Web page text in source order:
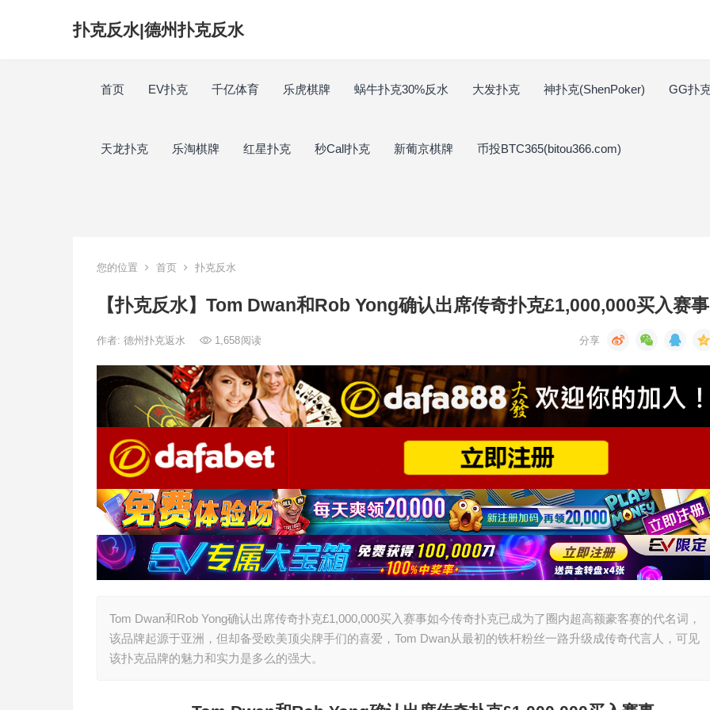
扑克反水|德州扑克反水
首页 EV扑克 千亿体育 乐虎棋牌 蜗牛扑克30%反水 大发扑克 神扑克(ShenPoker) GG扑
天龙扑克 乐淘棋牌 红星扑克 秒Call扑克 新葡京棋牌 币投BTC365(bitou366.com)
您的位置 首页 扑克反水
【扑克反水】Tom Dwan和Rob Yong确认出席传奇扑克£1,000,000买入赛事
作者: 德州扑克返水 1,658阅读
Tom Dwan和Rob Yong确认出席传奇扑克£1,000,000买入赛事如今传奇扑克已成为了圈内超高额豪客赛的代名词，
该品牌起源于亚洲，但却备受欧美顶尖牌手们的喜爱，Tom Dwan从最初的铁杆粉丝一路升级成传奇代言人，可见
该扑克品牌的魅力和实力是多么的强大。